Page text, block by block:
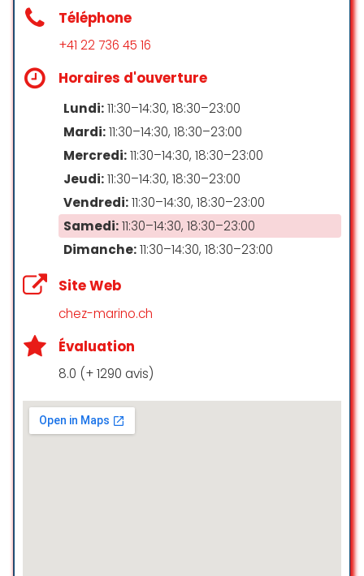
Convient aux enfants
Menu enfant
Parking payant
Animaux de compagnie
Chiens acceptés
Déjeuner
Dîner
Dîner en solo
Offre
Alcools
Bière
Cafés
Spiritueux
Vin
Services de restauration
Salade de chèvre chaud plutôt
de chèvre chaud (ce qui est rare
miel, peu d’aliments autre que la
salade verte, absence de sauce à
Trop cher ! La moitié de l’assiette
est de la verdure…
Terrasse agréable, hormis
fumeuses.
Caballoch 24
Nous avons tous été vraiment très
heureux de déguster une
que nous cuisinaient nos maman,
copieuse, très appétissante et
gourmande. Un vrai moment de
Téléphone
+41 22 736 45 16
Horaires d'ouverture
Lundi:11:30–14:30, 18:30–23:00
Mardi:11:30–14:30, 18:30–23:00
Mercredi:11:30–14:30, 18:30–23:00
Jeudi:11:30–14:30, 18:30–23:00
Vendredi:11:30–14:30, 18:30–23:00
Samedi:11:30–14:30, 18:30–23:00
Dimanche:11:30–14:30, 18:30–23:00
Site Web
chez-marino.ch
Évaluation
8.0 (+ 1290 avis)